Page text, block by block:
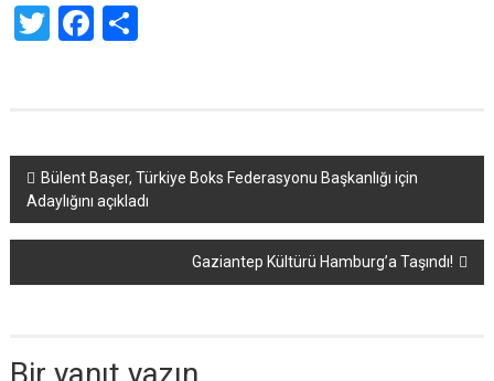
TwitterFacebook
Share
Yazı
dolaşımı
Bülent Başer, Türkiye Boks Federasyonu Başkanlığı için
Adaylığını açıkladı
Gaziantep Kültürü Hamburg’a Taşındı!
Bir yanıt yazın